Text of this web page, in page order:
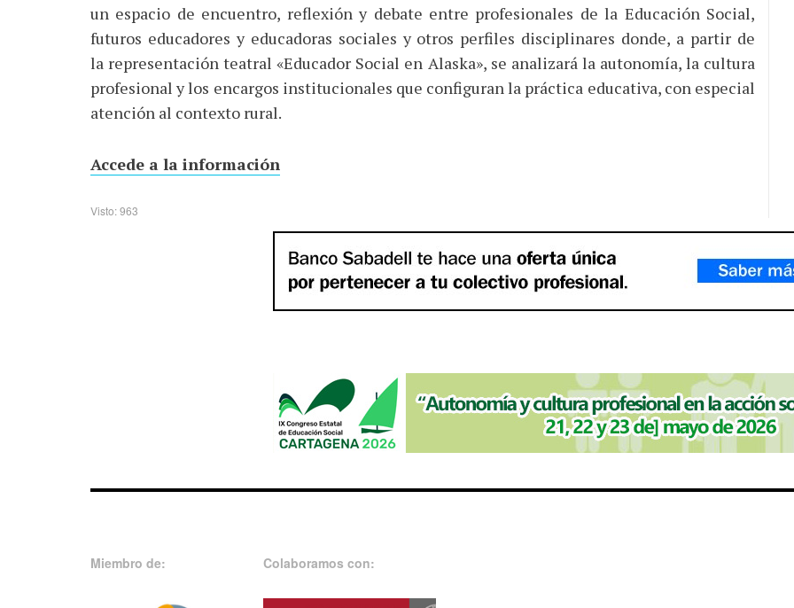
un espacio de encuentro, reflexión y debate entre profesionales de la Educación Social,
futuros educadores y educadoras sociales y otros perfiles disciplinares donde, a partir de
la representación teatral «Educador Social en Alaska», se analizará la autonomía, la cultura
profesional y los encargos institucionales que configuran la práctica educativa, con especial
atención al contexto rural.
Accede a la información
Visto: 963
Miembro de: Colaboramos con: